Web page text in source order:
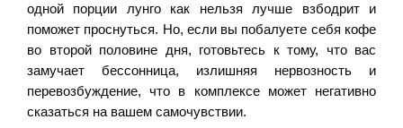
одной порции лунго как нельзя лучше взбодрит и
поможет проснуться. Но, если вы побалуете себя кофе
во второй половине дня, готовьтесь к тому, что вас
замучает бессонница, излишняя нервозность и
перевозбуждение, что в комплексе может негативно
сказаться на вашем самочувствии.